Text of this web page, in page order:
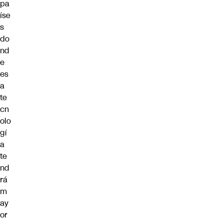
pa
íse
s
do
nd
e
es
a
te
cn
olo
gí
a
te
nd
rá
m
ay
or